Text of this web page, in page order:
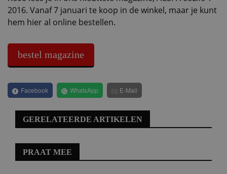
2016. Vanaf 7 januari te koop in de winkel, maar je kunt
hem hier al online bestellen.
bestel magazine
Facebook WhatsApp E-Mail
GERELATEERDE ARTIKELEN
PRAAT MEE